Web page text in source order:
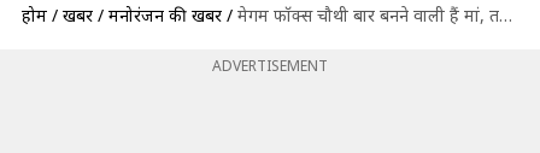
होम / खबरें / मनोरंजन की खबरें / मेगम फॉक्स चौथी बार बनने वाली हैं मां, तस्वीरें साझा कर दी खुशखबरी
ADVERTISEMENT